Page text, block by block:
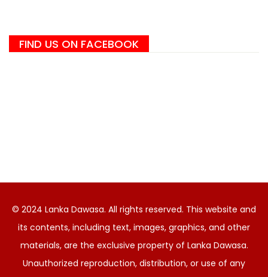
FIND US ON FACEBOOK
© 2024 Lanka Dawasa. All rights reserved. This website and
its contents, including text, images, graphics, and other
materials, are the exclusive property of Lanka Dawasa.
Unauthorized reproduction, distribution, or use of any